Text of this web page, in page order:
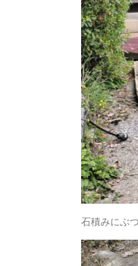
石積みにぶ